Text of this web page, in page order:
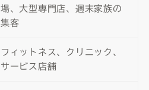
場、大型専門店、週末家族の
集客
フィットネス、クリニック、
サービス店舗